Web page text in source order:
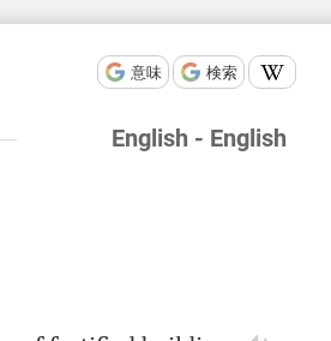
意味 検索
English - English